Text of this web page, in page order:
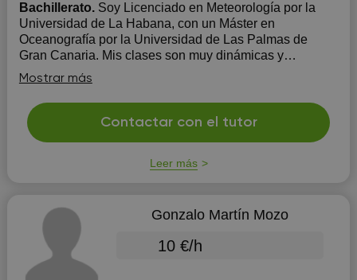
Bachillerato. Soy Licenciado en Meteorología por la
Universidad de La Habana, con un Máster en
Oceanografía por la Universidad de Las Palmas de
Gran Canaria. Mis clases son muy dinámicas y
enfocadas a las necesidades particulares de cada
estudiante. Me gusta preparar a mis estudiantes para
que obtengan la calific...
Mostrar más
Contactar con el tutor
Leer más
Gonzalo Martín Mozo
10 €/h